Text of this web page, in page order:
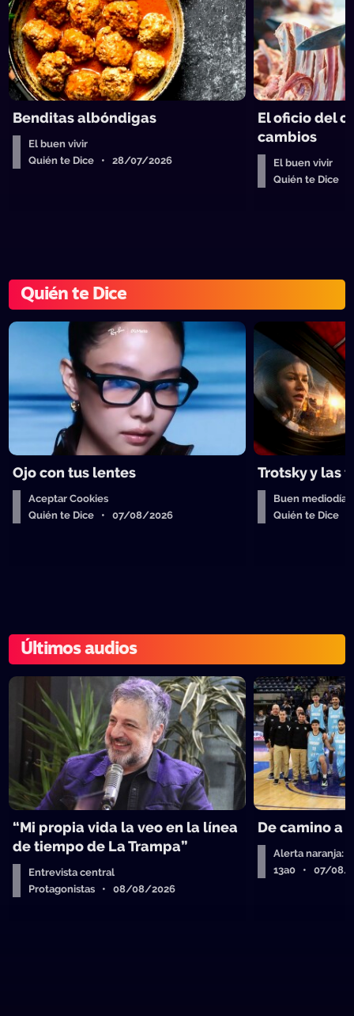
Benditas albóndigas
El buen vivir
Quién te Dice • 28/07/2026
El oficio del
cambios
El buen vivir
Quién te Dice
Quién te Dice
Ojo con tus lentes
Aceptar Cookies
Quién te Dice • 07/08/2026
Trotsky y las
Buen mediodía
Quién te Dice
Últimos audios
“Mi propia vida la veo en la línea
de tiempo de La Trampa”
Entrevista central
Protagonistas • 08/08/2026
De camino a
Alerta naranja:
13a0 • 07/08/